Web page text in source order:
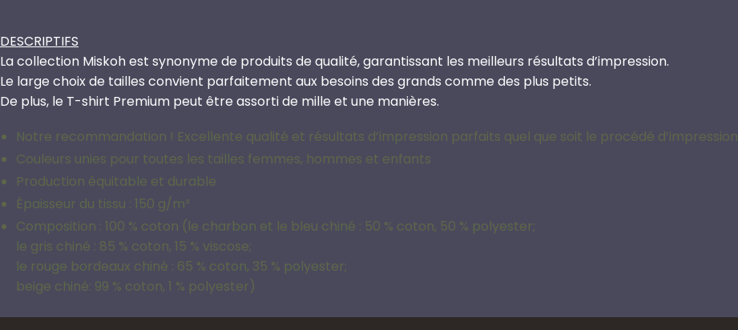
DESCRIPTIFS
La collection Miskoh est synonyme de produits de qualité, garantissant les meilleurs résultats d’impression.
Le large choix de tailles convient parfaitement aux besoins des grands comme des plus petits.
De plus, le T-shirt Premium peut être assorti de mille et une manières.
Notre recommandation ! Excellente qualité et résultats d’impression parfaits quel que soit le procédé d’impression
Couleurs unies pour toutes les tailles femmes, hommes et enfants
Production équitable et durable
Épaisseur du tissu : 150 g/m²
Composition : 100 % coton (le charbon et le bleu chiné : 50 % coton, 50 % polyester;
le gris chiné : 85 % coton, 15 % viscose;
le rouge bordeaux chiné : 65 % coton, 35 % polyester;
beige chiné: 99 % coton, 1 % polyester)